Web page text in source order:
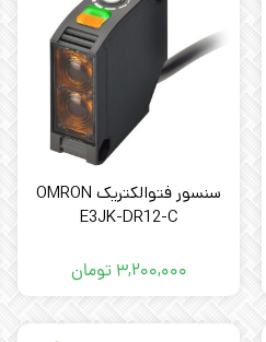
سنسور فتوالکتریک OMRON
E3JK-DR12-C
۳,۲۰۰,۰۰۰ تومان